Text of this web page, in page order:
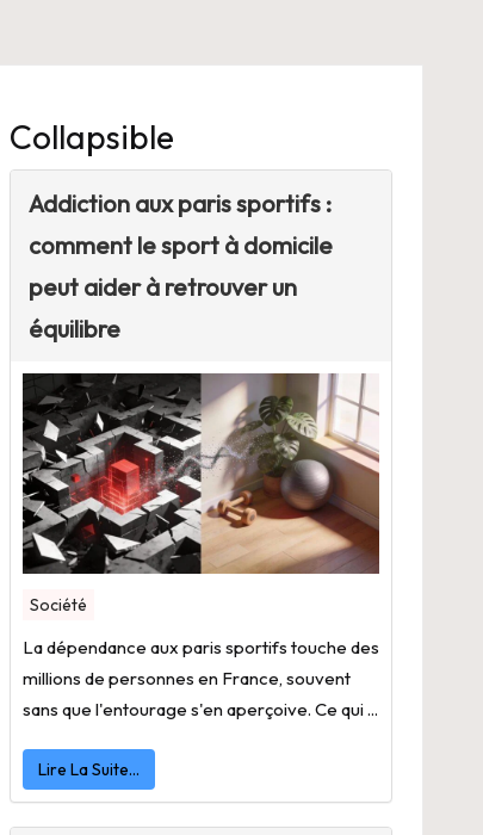
Collapsible
Addiction aux paris sportifs :
comment le sport à domicile
peut aider à retrouver un
équilibre
Société
La dépendance aux paris sportifs touche des
millions de personnes en France, souvent
sans que l'entourage s'en aperçoive. Ce qui ...
Lire La Suite…